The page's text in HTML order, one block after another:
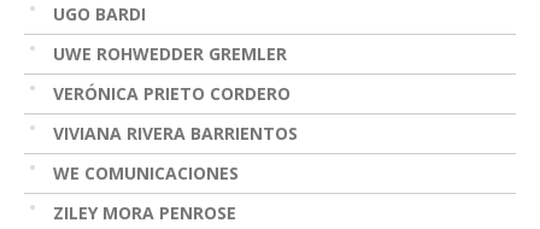
UGO BARDI
UWE ROHWEDDER GREMLER
VERÓNICA PRIETO CORDERO
VIVIANA RIVERA BARRIENTOS
WE COMUNICACIONES
ZILEY MORA PENROSE